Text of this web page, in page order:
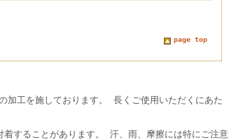
page top
加工を施しております。 長くご使用いただくにあた
することがあります。 汗、雨、摩擦には特にご注意